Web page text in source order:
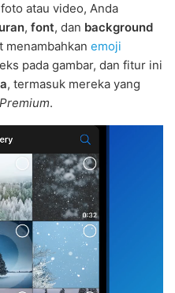
atau video, Anda
, font, dan background
menambahkan emoji
pada gambar, dan fitur ini
, termasuk mereka yang
.